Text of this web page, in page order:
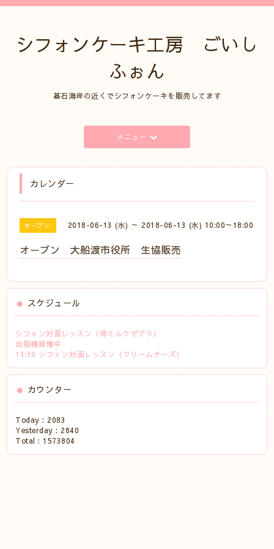
シフォンケーキ工房 ごいし
ふぉん
碁石海岸の近くでシフォンケーキを販売してます
メニュー
カレンダー
オープン 2018-06-13 (水) ～ 2018-06-13 (水) 10:00～18:00
オープン 大船渡市役所 生協販売
スケジュール
シフォン対面レッスン（苺ミルクゼブラ）
自販機稼働中
13:30 シフォン対面レッスン（クリームチーズ）
カウンター
Today : 2083
Yesterday : 2840
Total : 1573804